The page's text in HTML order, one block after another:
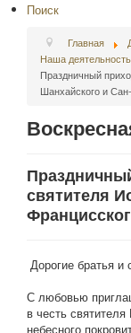
Поиск
Главная
Наша деятельность
Праздничный
Шанхайского и
святителя
Дорогие братья и
С любовью
в честь
небесного